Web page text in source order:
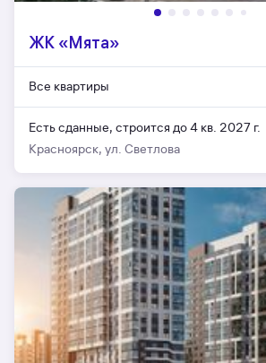
ЖК «Мята»
Все квартиры
Есть сданные, строится до 4 кв. 2027 г.
Красноярск, ул. Светлова